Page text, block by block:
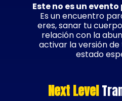
Este no es un
Es un encuentro
eres, sanar tu
relación con la
activar la versión
estado
Next Level